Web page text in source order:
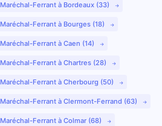
Maréchal-Ferrant à Bordeaux (33)
Maréchal-Ferrant à Bourges (18)
Maréchal-Ferrant à Caen (14)
Maréchal-Ferrant à Chartres (28)
Maréchal-Ferrant à Cherbourg (50)
Maréchal-Ferrant à Clermont-Ferrand (63)
Maréchal-Ferrant à Colmar (68)